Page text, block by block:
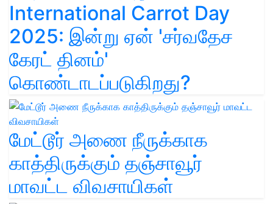
International Carrot Day
2025: இன்று ஏன் 'சர்வதேச
கேரட் தினம்'
கொண்டாடப்படுகிறது?
மேட்டூர் அணை நீருக்காக
காத்திருக்கும் தஞ்சாவூர்
மாவட்ட விவசாயிகள்